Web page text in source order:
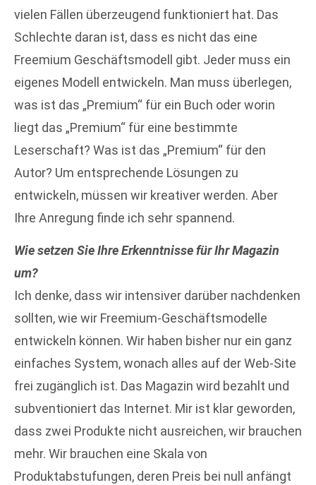
vielen Fällen überzeugend funktioniert hat. Das
Schlechte daran ist, dass es nicht das eine
Freemium Geschäftsmodell gibt. Jeder muss ein
eigenes Modell entwickeln. Man muss überlegen,
was ist das „Premium“ für ein Buch oder worin
liegt das „Premium“ für eine bestimmte
Leserschaft? Was ist das „Premium“ für den
Autor? Um entsprechende Lösungen zu
entwickeln, müssen wir kreativer werden. Aber
Ihre Anregung finde ich sehr spannend.
Wie setzen Sie Ihre Erkenntnisse für Ihr Magazin
um?
Ich denke, dass wir intensiver darüber nachdenken
sollten, wie wir Freemium-Geschäftsmodelle
entwickeln können. Wir haben bisher nur ein ganz
einfaches System, wonach alles auf der Web-Site
frei zugänglich ist. Das Magazin wird bezahlt und
subventioniert das Internet. Mir ist klar geworden,
dass zwei Produkte nicht ausreichen, wir brauchen
mehr. Wir brauchen eine Skala von
Produktabstufungen, deren Preis bei null anfängt